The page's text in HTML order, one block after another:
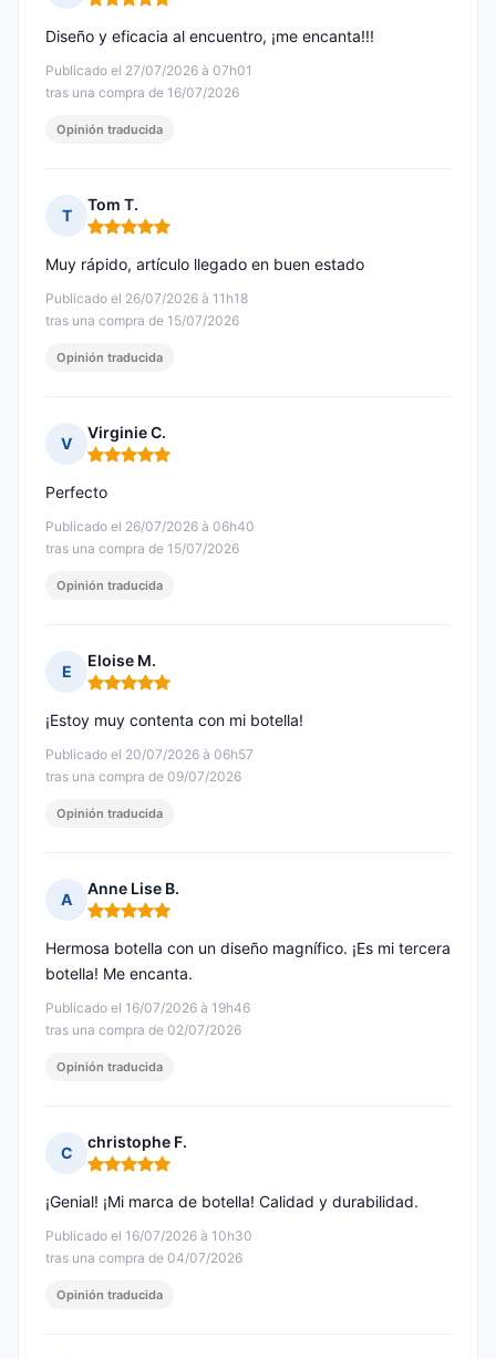
Nota: 5 de 5
Publicado el 27/07/2026 à 07h01
tras una compra de 16/07/2026
Diseño y eficacia al encuentro, ¡me encanta!!!
Opinión traducida
T
Tom T.
Nota: 5 de 5
Publicado el 26/07/2026 à 11h18
tras una compra de 15/07/2026
Muy rápido, artículo llegado en buen estado
Opinión traducida
V
Virginie C.
Nota: 5 de 5
Publicado el 26/07/2026 à 06h40
tras una compra de 15/07/2026
Perfecto
Opinión traducida
E
Eloise M.
Nota: 5 de 5
Publicado el 20/07/2026 à 06h57
tras una compra de 09/07/2026
¡Estoy muy contenta con mi botella!
Opinión traducida
A
Anne Lise B.
Nota: 5 de 5
Publicado el 16/07/2026 à 19h46
tras una compra de 02/07/2026
Hermosa botella con un diseño magnífico. ¡Es mi tercera
botella! Me encanta.
Opinión traducida
C
christophe F.
Nota: 5 de 5
Publicado el 16/07/2026 à 10h30
tras una compra de 04/07/2026
¡Genial! ¡Mi marca de botella! Calidad y durabilidad.
Opinión traducida